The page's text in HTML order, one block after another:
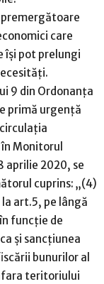
premergătoare
care
își pot prelungi
9 din Ordonanța
primă urgență
Monitorul
aprilie 2020, se
cuprins: „(4)
art.5, pe lângă
funcție de
și sancțiunea
bunurilor al
teritoriului